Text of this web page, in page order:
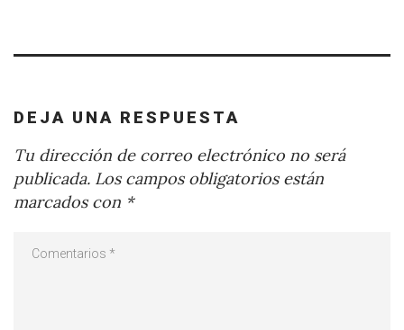
DEJA UNA RESPUESTA
Tu dirección de correo electrónico no será
publicada. Los campos obligatorios están
marcados con *